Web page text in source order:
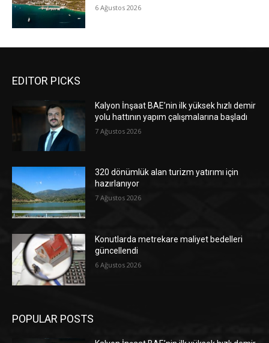
6 Ağustos 2026
EDITOR PICKS
Kalyon İnşaat BAE’nin ilk yüksek hızlı demir
yolu hattının yapım çalışmalarına başladı
7 Ağustos 2026
320 dönümlük alan turizm yatırımı için
hazırlanıyor
7 Ağustos 2026
Konutlarda metrekare maliyet bedelleri
güncellendi
6 Ağustos 2026
POPULAR POSTS